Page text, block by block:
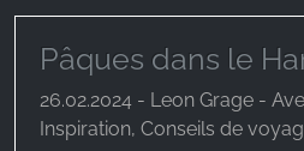
Pâques dans le
26.02.2024 - Leon Grage -
Inspiration, Conseils de